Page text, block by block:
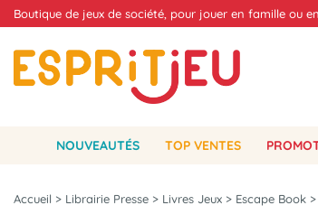
Boutique de jeux de société, pour jouer en famille ou
NOUVEAUTÉS TOP VENTES
Accueil > Librairie Presse > Livres Jeux > Escape Book >